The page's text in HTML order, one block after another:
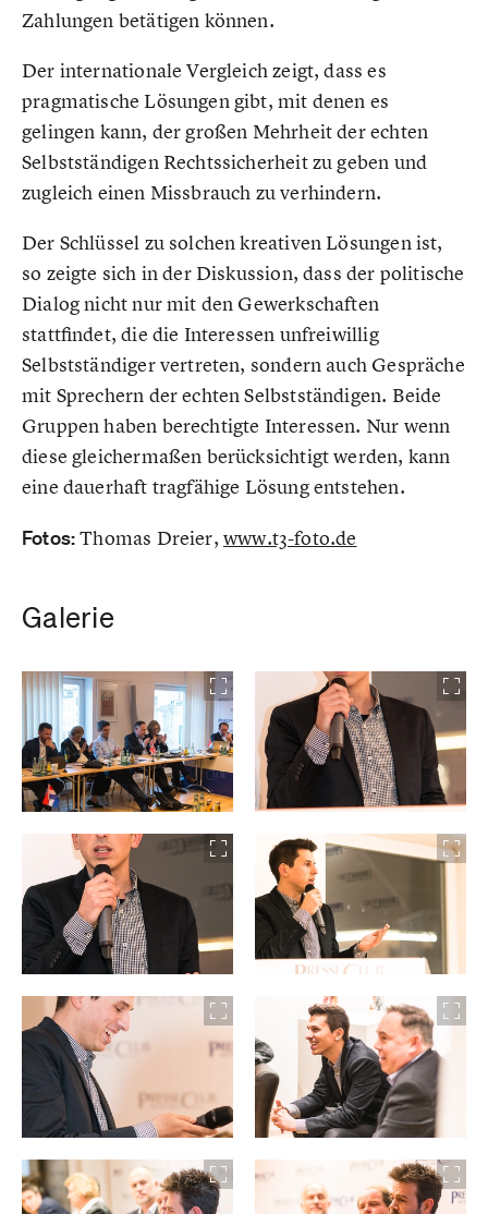
Zahlungen betätigen können.
Der internationale Vergleich zeigt, dass es
pragmatische Lösungen gibt, mit denen es
gelingen kann, der großen Mehrheit der echten
Selbstständigen Rechtssicherheit zu geben und
zugleich einen Missbrauch zu verhindern.
Der Schlüssel zu solchen kreativen Lösungen ist,
so zeigte sich in der Diskussion, dass der politische
Dialog nicht nur mit den Gewerkschaften
stattfindet, die die Interessen unfreiwillig
Selbstständiger vertreten, sondern auch Gespräche
mit Sprechern der echten Selbstständigen. Beide
Gruppen haben berechtigte Interessen. Nur wenn
diese gleichermaßen berücksichtigt werden, kann
eine dauerhaft tragfähige Lösung entstehen.
Fotos:Thomas Dreier, www.t3-foto.de
Galerie